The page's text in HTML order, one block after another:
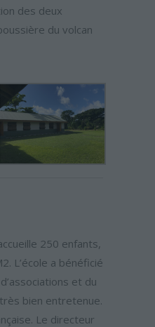
des deux
du volcan
250 enfants,
L’école a bénéficié
et du
bien entretenue.
Le directeur